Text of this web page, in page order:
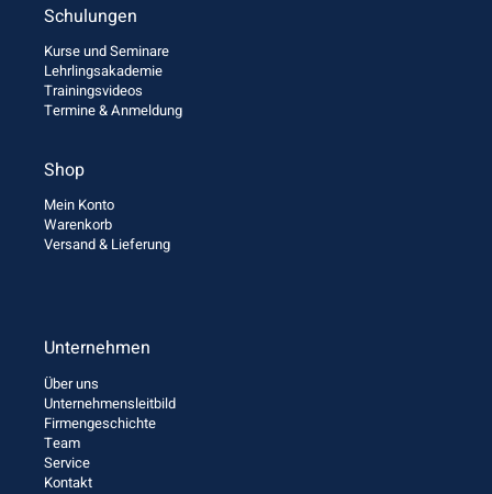
Schulungen
Kurse und Seminare
Lehrlingsakademie
Trainingsvideos
Termine & Anmeldung
Shop
Mein Konto
Warenkorb
Versand & Lieferung
Unternehmen
Über uns
Unternehmensleitbild
Firmengeschichte
Team
Service
Kontakt